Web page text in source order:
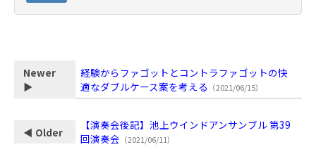
Newer
▶
経験からファゴットとコントラファゴットの快
適なダブルケース案を考える （2021/06/15）
◀ Older
【演奏会後記】池上ウインドアンサンブル 第39
回演奏会 （2021/06/11）